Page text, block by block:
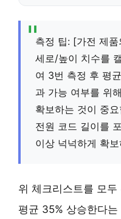
측정 팁: [가전 제
세로/높이 치수를
여 3번 측정 후 평
과 가능 여부를 위
확보하는 것이 중
전원 코드 길이를
이상 넉넉하게 확
위 체크리스트를 모
평균 35% 상승한다